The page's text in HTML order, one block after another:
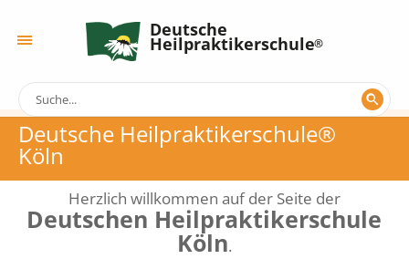
Deutsche
Heilpraktikerschule
Deutsche Heilpraktikerschule®
Köln
Herzlich willkommen auf der Seite der
Deutschen Heilpraktikerschule
Köln.